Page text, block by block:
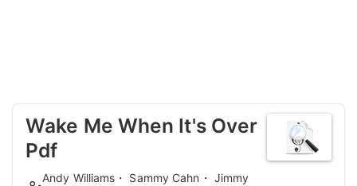
Wake Me When It's Over
Pdf
Andy Williams・ Sammy Cahn・ Jimmy